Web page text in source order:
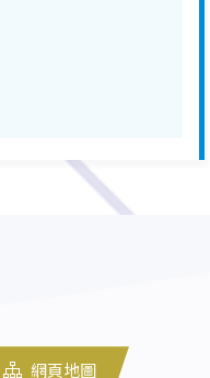
網頁地圖